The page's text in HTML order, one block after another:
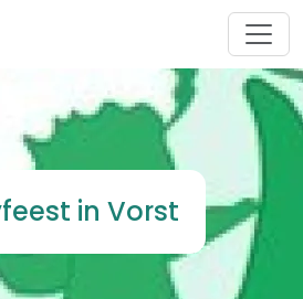
gaan
in Vorst